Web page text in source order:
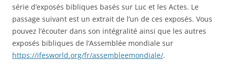
série d’exposés bibliques basés sur Luc et les Actes. Le
passage suivant est un extrait de l’un de ces exposés. Vous
pouvez l’écouter dans son intégralité ainsi que les autres
exposés bibliques de l’Assemblée mondiale sur
https://ifesworld.org/fr/assembleemondiale/.